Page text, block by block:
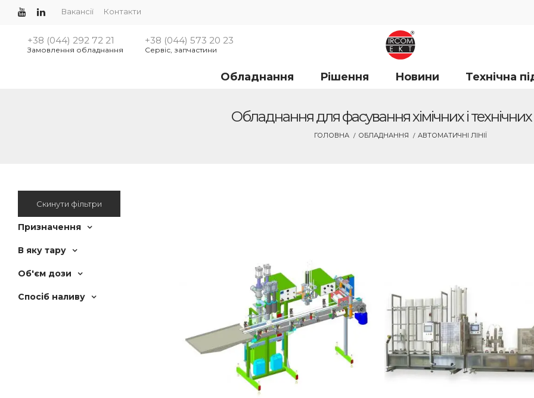
Вакансії Контакти
+38 (044) 292 72 21
Замовлення обладнання
+38 (044) 573 20 23
Сервіс, запчастини
Обладнання Рішення Новини Технічна
Обладнання для фасування хімічних і
ГОЛОВНА ОБЛАДНАННЯ АВТОМАТИЧНІ ЛІНІЇ
Скинути фільтри
Призначення
В яку тару
Об'єм дози
Спосіб наливу